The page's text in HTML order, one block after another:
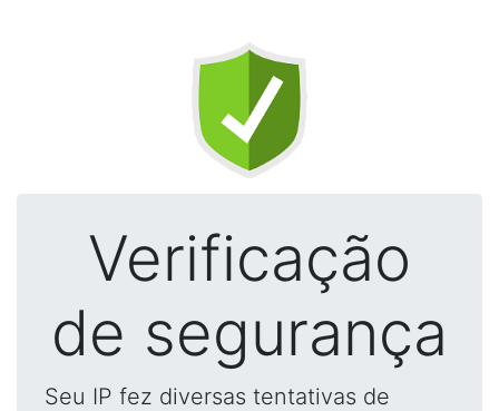
Verificação
de segurança
Seu IP fez diversas tentativas de